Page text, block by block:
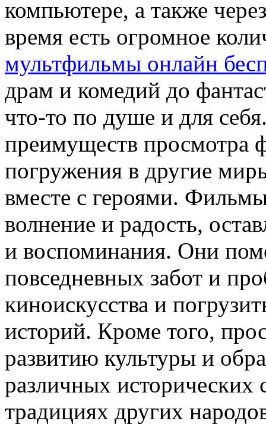
компьютере, а также
время есть огромное
мультфильмы онлайн
драм и комедий до
что-то по душе и для
преимуществ просмотра
погружения в другие
вместе с героями.
волнение и радость,
и воспоминания. Они
повседневных забот и
киноискусства и
историй. Кроме того,
развитию культуры и
различных исторических
традициях других